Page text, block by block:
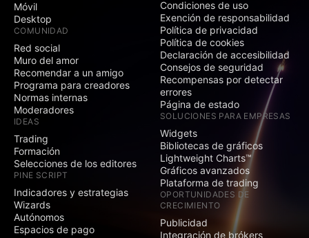
Ideas de vídeo
Pensamientos
Comentarios sobre
ideas y scripts
públicos
Exento de publicidad
Gráficos
Red social
Móvil
Desktop
COMUNIDAD
Red social
Muro del amor
Recomendar a un amigo
Programa para creadores
Normas internas
Moderadores
IDEAS
Trading
Formación
Selecciones de los editores
PINE SCRIPT
Indicadores y estrategias
Wizards
Autónomos
Espacios de pago
Condiciones de uso
Exención de responsabilidad
Política de privacidad
Política de cookies
Declaración de accesibilidad
Consejos de seguridad
Recompensas por detectar
errores
Página de estado
SOLUCIONES PARA EMPRESAS
Widgets
Bibliotecas de gráficos
Lightweight Charts™
Gráficos avanzados
Plataforma de trading
OPORTUNIDADES DE
CRECIMIENTO
Publicidad
Integración de brókers